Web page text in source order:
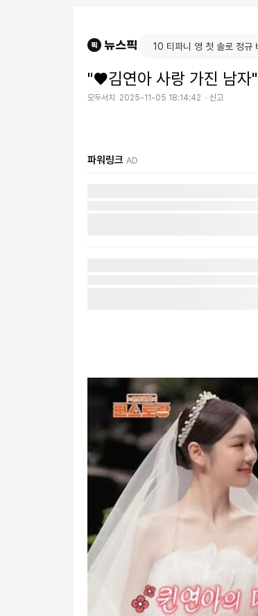
"♥김연아 사랑 가진 남자
모두서치 2025-11-05 18:14:42 신고
파워링크 AD